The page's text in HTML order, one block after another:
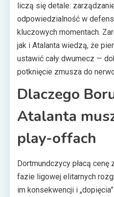
liczą się detale:
odpowiedzialność w
kluczowych momentach.
jak i Atalanta wiedzą, że
ustawić cały dwumecz —
potknięcie zmusza do
Dlaczego
Atalanta
play-offach
Dortmundczycy płacą
fazie ligowej elitarnych
im konsekwencji i